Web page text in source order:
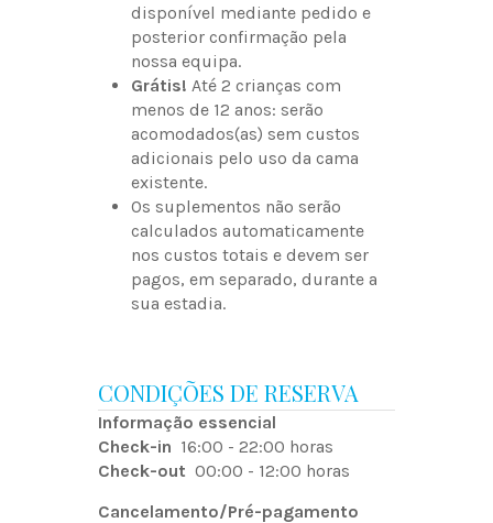
disponível mediante pedido e
posterior confirmação pela
nossa equipa.
Grátis! Até 2 crianças com
menos de 12 anos: serão
acomodados(as) sem custos
adicionais pelo uso da cama
existente.
Os suplementos não serão
calculados automaticamente
nos custos totais e devem ser
pagos, em separado, durante a
sua estadia.
CONDIÇÕES DE RESERVA
Informação essencial
Check-in 16:00 - 22:00 horas
Check-out 00:00 - 12:00 horas
Cancelamento/Pré-pagamento